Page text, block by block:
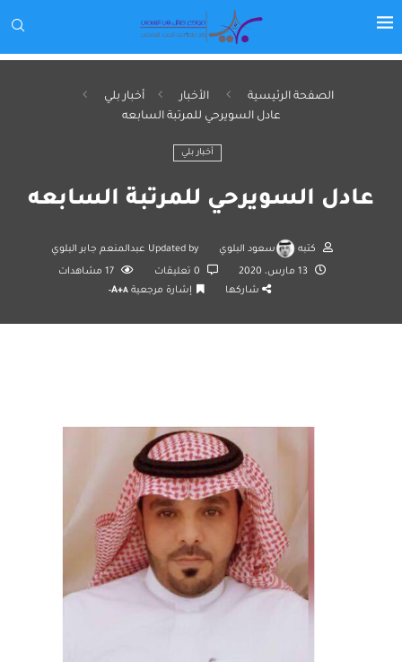
الصفحة الرئيسية الأخبار
أخبار بلي
عادل السويرحي للمرتبة السابعه
أخبار بلي
عادل السويرحي للمرتبة السابعه
كتبه سعود البلوي Updated by عبدالمنعم جابر البلوي
13 مارس، 2020 17 مشاهدات
شاركها
إشارة مرجعية A+A-